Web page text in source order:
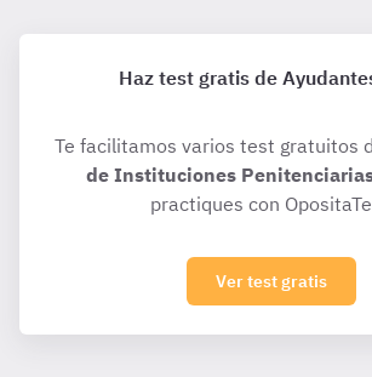
Haz test gratis de
Te facilitamos varios test gratuitos
de Instituciones
practiques con
Ver test gratis